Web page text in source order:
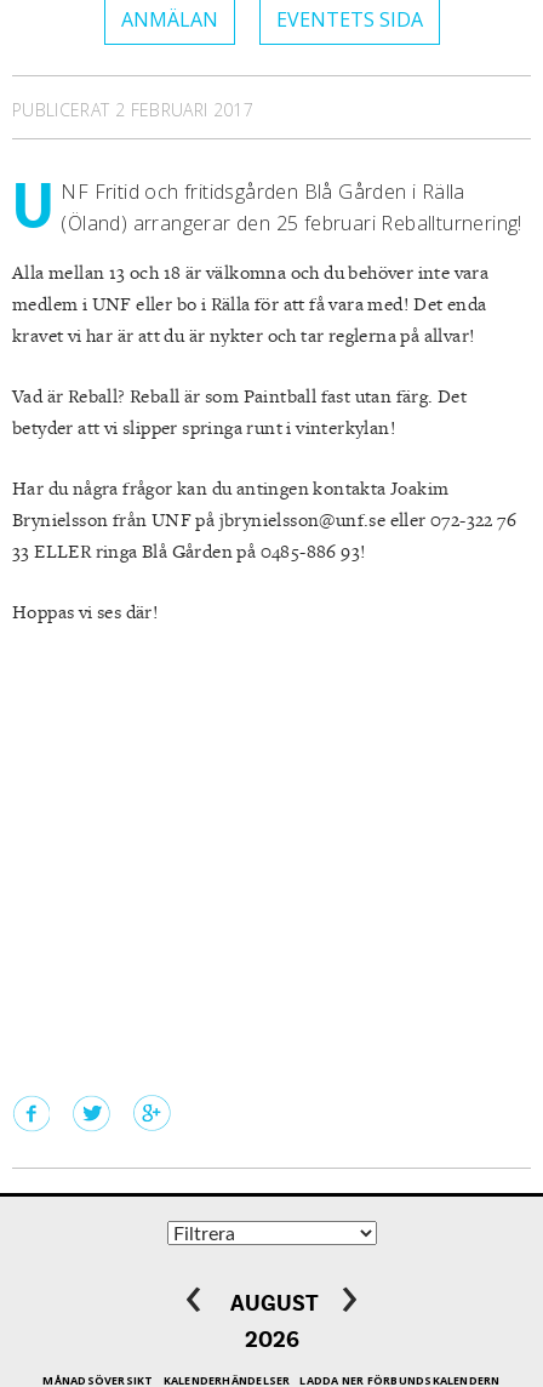
ANMÄLAN EVENTETS SIDA
PUBLICERAT 2 FEBRUARI 2017
U NF Fritid och fritidsgården Blå Gården i Rälla
(Öland) arrangerar den 25 februari Reballturnering!
Alla mellan 13 och 18 är välkomna och du behöver inte vara
medlem i UNF eller bo i Rälla för att få vara med! Det enda
kravet vi har är att du är nykter och tar reglerna på allvar!
Vad är Reball? Reball är som Paintball fast utan färg. Det
betyder att vi slipper springa runt i vinterkylan!
Har du några frågor kan du antingen kontakta Joakim
Brynielsson från UNF på jbrynielsson@unf.se eller 072-322 76
33 ELLER ringa Blå Gården på 0485-886 93!
Hoppas vi ses där!
‹ AUGUST ›
2026
MÅNADSÖVERSIKT KALENDERHÄNDELSER LADDA NER FÖRBUNDSKALENDERN